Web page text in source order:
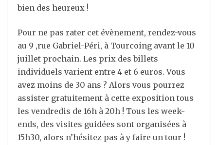
bien des heureux !
Pour ne pas rater cet évènement, rendez-vous
au 9 ,rue Gabriel-Péri, à Tourcoing avant le 10
juillet prochain. Les prix des billets
individuels varient entre 4 et 6 euros. Vous
avez moins de 30 ans ? Alors vous pourrez
assister gratuitement à cette exposition tous
les vendredis de 16h à 20h ! Tous les week-
ends, des visites guidées sont organisées à
15h30, alors n’hésitez pas à y faire un tour !